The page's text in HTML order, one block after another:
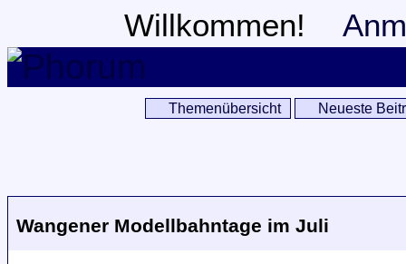
Willkommen!
Themenübersicht Neueste
Wangener Modellbahntage im Juli